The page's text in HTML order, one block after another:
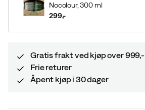
Nocolour,300 ml
299,-
Gratis frakt ved kjøp over 999,-
Frie returer
Åpent kjøp i 30 dager